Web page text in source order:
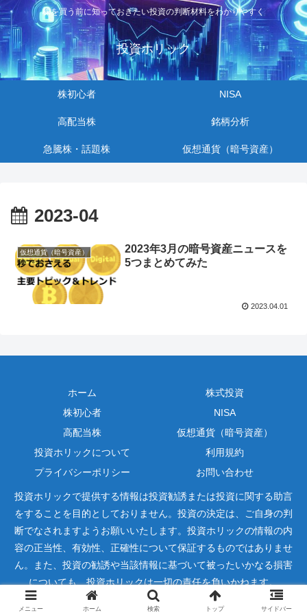
株を買う前に知っておきたい投資の判断材料をわかりやすく
投資ホリック
株初心者 NISA
高配当株 銘柄分析
急騰株・話題株 仮想通貨（暗号資産）
2023-04
仮想通貨（暗号資産）
2023年3月の暗号資産ニュースを
5つまとめてみた
2023.04.01
ホーム
株式投資
株初心者
NISA
高配当株
仮想通貨（暗号資産）
投資ホリックについて
利用規約
プライバシーポリシー
お問い合わせ
投資ホリックで提供する情報は投資勧誘または投資に関する助言
をすることを目的としておりません。投資の決定は、ご自身の判
断でなされますようお願いいたします。投資ホリックの情報の内
容の正当性、有効性、正確性について保証するものではありませ
ん。また、投資の勧誘や当該情報に基づいて被ったいかなる損害
についても、投資ホリックは一切の責任を負いかねます。
Copyright © 2022-2026 投資ホリック All Rights Reserved.
メニュー ホーム 検索 トップ サイドバー